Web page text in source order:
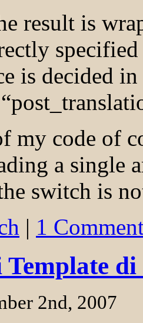
result is
is decided
my code of
a single
switch is
| 1
Template di
2nd, 2007